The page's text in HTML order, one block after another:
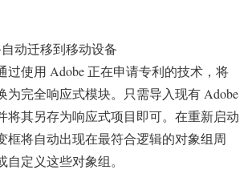
动迁移到移动设备
过使用 Adobe 正在申请专利的技术，将
为完全响应式模块。只需导入现有 Adobe
将其另存为响应式项目即可。在重新启动
框将自动出现在最符合逻辑的对象组周
定义这些对象组。